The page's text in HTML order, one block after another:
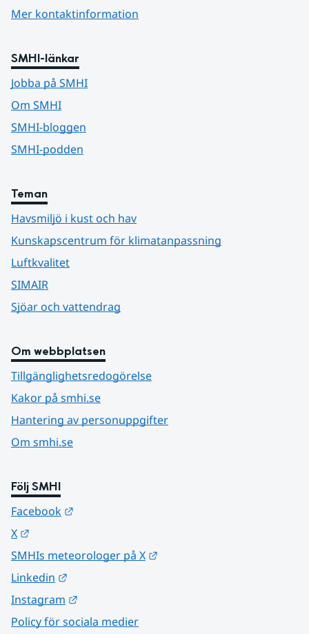
Mer kontaktinformation
SMHI-länkar
Jobba på SMHI
Om SMHI
SMHI-bloggen
SMHI-podden
Teman
Havsmiljö i kust och hav
Kunskapscentrum för klimatanpassning
Luftkvalitet
SIMAIR
Sjöar och vattendrag
Om webbplatsen
Tillgänglighetsredogörelse
Kakor på smhi.se
Hantering av personuppgifter
Om smhi.se
Följ SMHI
Facebook
X
SMHIs meteorologer på X
Linkedin
Instagram
Policy för sociala medier